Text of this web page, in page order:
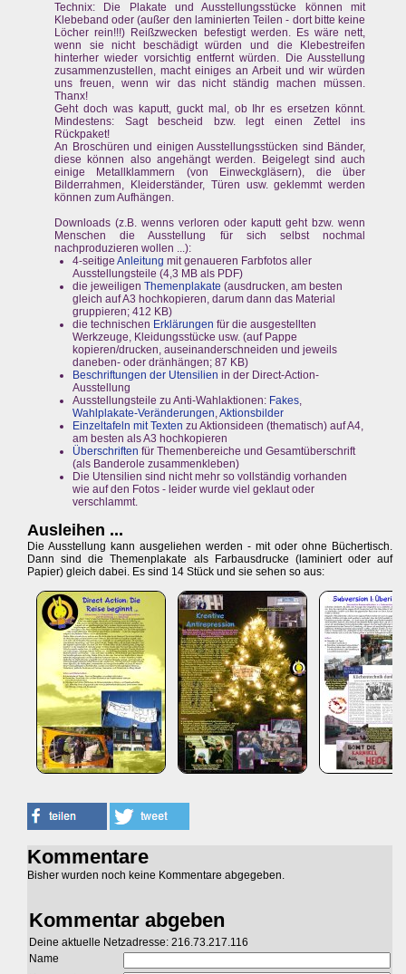
Technix: Die Plakate und Ausstellungsstücke können mit
Klebeband oder (außer den laminierten Teilen - dort bitte keine
Löcher rein!!!) Reißzwecken befestigt werden. Es wäre nett,
wenn sie nicht beschädigt würden und die Klebestreifen
hinterher wieder vorsichtig entfernt würden. Die Ausstellung
zusammenzustellen, macht einiges an Arbeit und wir würden
uns freuen, wenn wir das nicht ständig machen müssen.
Thanx!
Geht doch was kaputt, guckt mal, ob Ihr es ersetzen könnt.
Mindestens: Sagt bescheid bzw. legt einen Zettel ins
Rückpaket!
An Broschüren und einigen Ausstellungsstücken sind Bänder,
diese können also angehängt werden. Beigelegt sind auch
einige Metallklammern (von Einweckgläsern), die über
Bilderrahmen, Kleiderständer, Türen usw. geklemmt werden
können zum Aufhängen.
Downloads (z.B. wenns verloren oder kaputt geht bzw. wenn
Menschen die Ausstellung für sich selbst nochmal
nachproduzieren wollen ...):
4-seitige Anleitung mit genaueren Farbfotos aller
Ausstellungsteile (4,3 MB als PDF)
die jeweiligen Themenplakate (ausdrucken, am besten
gleich auf A3 hochkopieren, darum dann das Material
gruppieren; 412 KB)
die technischen Erklärungen für die ausgestellten
Werkzeuge, Kleidungsstücke usw. (auf Pappe
kopieren/drucken, auseinanderschneiden und jeweils
daneben- oder dränhängen; 87 KB)
Beschriftungen der Utensilien in der Direct-Action-
Ausstellung
Ausstellungsteile zu Anti-Wahlaktionen: Fakes,
Wahlplakate-Veränderungen,Aktionsbilder
Einzeltafeln mit Texten zu Aktionsideen (thematisch) auf A4,
am besten als A3 hochkopieren
Überschriften für Themenbereiche und Gesamtüberschrift
(als Banderole zusammenkleben)
Die Utensilien sind nicht mehr so vollständig vorhanden
wie auf den Fotos - leider wurde viel geklaut oder
verschlammt.
Ausleihen ...
Die Ausstellung kann ausgeliehen werden - mit oder ohne Büchertisch.
Dann sind die Themenplakate als Farbausdrucke (laminiert oder auf
Papier) gleich dabei. Es sind 14 Stück und sie sehen so aus:
Kommentare
Bisher wurden noch keine Kommentare abgegeben.
Kommentar abgeben
Deine aktuelle Netzadresse: 216.73.217.116
Name